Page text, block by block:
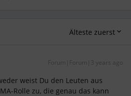
Älteste zuerst
Forum|Forum|3 years ago
weist Du den Leuten aus
Rolle zu, die genau das kann